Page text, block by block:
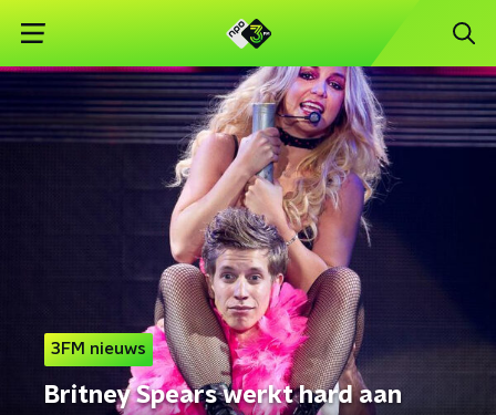
3FM nieuws
Britney Spears werkt hard aan